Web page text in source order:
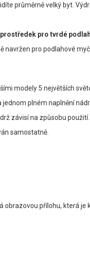
průměrně velký byt.
pro tvrdé
navržen pro podlahové
modely 5 největších
plném naplnění
závisí na způsobu použití.
samostatně.
obrazovou přílohu, která je